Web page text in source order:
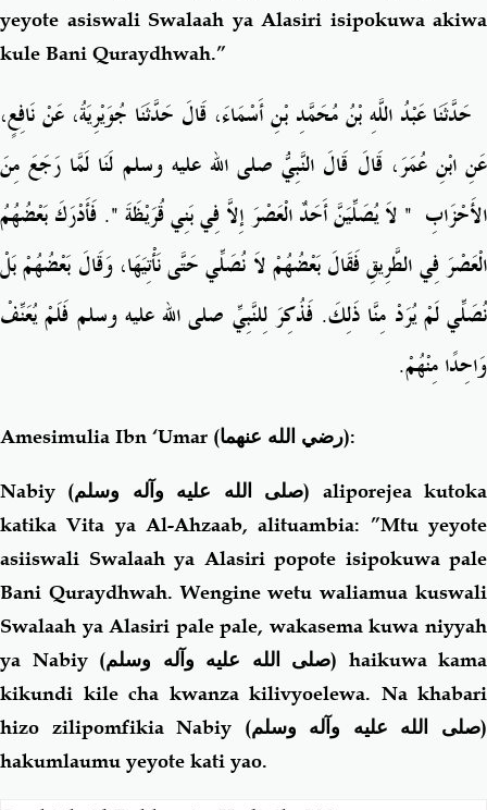
yeyote asiswali Swalaah ya Alasiri isipokuwa akiwa
kule Bani Quraydhwah.”
حَدَّثَنَا عَبْدُ اللَّهِ بْنُ مُحَمَّدِ بْنِ أَسْمَاءَ، قَالَ حَدَّثَنَا جُوَيْرِيَةُ، عَنْ نَافِعٍ،
عَنِ ابْنِ عُمَرَ، قَالَ قَالَ النَّبِيُّ صلى الله عليه وسلم لَنَا لَمَّا رَجَعَ مِنَ
الأَحْزَابِ ‏ " ‏ لاَ يُصَلِّيَنَّ أَحَدٌ الْعَصْرَ إِلاَّ فِي بَنِي قُرَيْظَةَ ‏"‏‏.‏ فَأَدْرَكَ بَعْضُهُمُ
الْعَصْرَ فِي الطَّرِيقِ فَقَالَ بَعْضُهُمْ لاَ نُصَلِّي حَتَّى نَأْتِيَهَا، وَقَالَ بَعْضُهُمْ بَلْ
نُصَلِّي لَمْ يُرَدْ مِنَّا ذَلِكَ‏.‏ فَذُكِرَ لِلنَّبِيِّ صلى الله عليه وسلم فَلَمْ يُعَنِّفْ
وَاحِدًا مِنْهُمْ‏.‏
Amesimulia Ibn ‘Umar (رضي الله عنهما):
Nabiy (صلى الله عليه وآله وسلم) aliporejea kutoka
katika Vita ya Al-Ahzaab, alituambia: ”Mtu yeyote
asiiswali Swalaah ya Alasiri popote isipokuwa pale
Bani Quraydhwah. Wengine wetu waliamua kuswali
Swalaah ya Alasiri pale pale, wakasema kuwa niyyah
ya Nabiy (صلى الله عليه وآله وسلم) haikuwa kama
kikundi kile cha kwanza kilivyoelewa. Na khabari
hizo zilipomfikia Nabiy (صلى الله عليه وآله وسلم)
hakumlaumu yeyote kati yao.